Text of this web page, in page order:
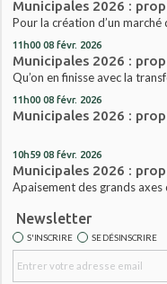
Municipales 2026 :
Pour la création d’un marché
11h00 08 févr. 2026
Municipales 2026 :
Qu’on en finisse avec la
11h00 08 févr. 2026
Municipales 2026 :
10h59 08 févr. 2026
Municipales 2026 :
Apaisement des grands
Newsletter
S'INSCRIRE SE DÉSINSCRIRE